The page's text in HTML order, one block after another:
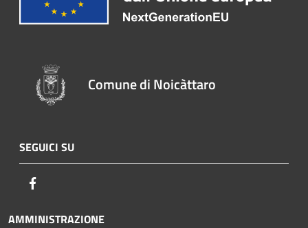
Comune di Noicàttaro
SEGUICI SU
AMMINISTRAZIONE